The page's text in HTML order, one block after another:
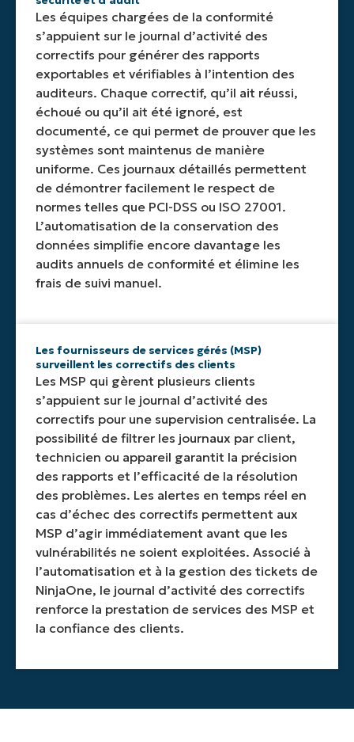
Les équipes chargées de la conformité
s’appuient sur le journal d’activité des
correctifs pour générer des rapports
exportables et vérifiables à l’intention des
auditeurs. Chaque correctif, qu’il ait réussi,
échoué ou qu’il ait été ignoré, est
documenté, ce qui permet de prouver que les
systèmes sont maintenus de manière
uniforme. Ces journaux détaillés permettent
de démontrer facilement le respect de
normes telles que PCI-DSS ou ISO 27001.
L’automatisation de la conservation des
données simplifie encore davantage les
audits annuels de conformité et élimine les
frais de suivi manuel.
Les fournisseurs de services gérés (MSP)
surveillent les correctifs des clients
Les MSP qui gèrent plusieurs clients
s’appuient sur le journal d’activité des
correctifs pour une supervision centralisée. La
possibilité de filtrer les journaux par client,
technicien ou appareil garantit la précision
des rapports et l’efficacité de la résolution
des problèmes. Les alertes en temps réel en
cas d’échec des correctifs permettent aux
MSP d’agir immédiatement avant que les
vulnérabilités ne soient exploitées. Associé à
l’automatisation et à la gestion des tickets de
NinjaOne, le journal d’activité des correctifs
renforce la prestation de services des MSP et
la confiance des clients.